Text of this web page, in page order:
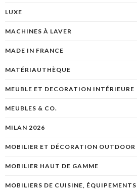
LUXE
MACHINES À LAVER
MADE IN FRANCE
MATÉRIAUTHÈQUE
MEUBLE ET DECORATION INTÉRIEURE
MEUBLES & CO.
MILAN 2026
MOBILIER ET DÉCORATION OUTDOOR
MOBILIER HAUT DE GAMME
MOBILIERS DE CUISINE,